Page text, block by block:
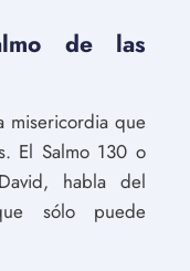
de las
misericordia que
El Salmo 130 o
habla del
sólo puede